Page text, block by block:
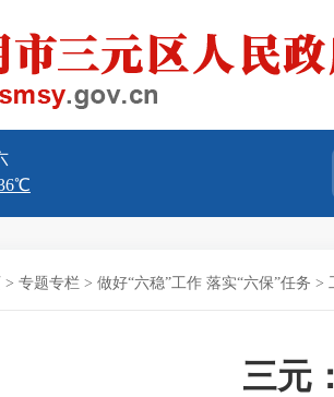
> 专题专栏 > 做好“六稳”工作 落实“六保”任务 >
三元